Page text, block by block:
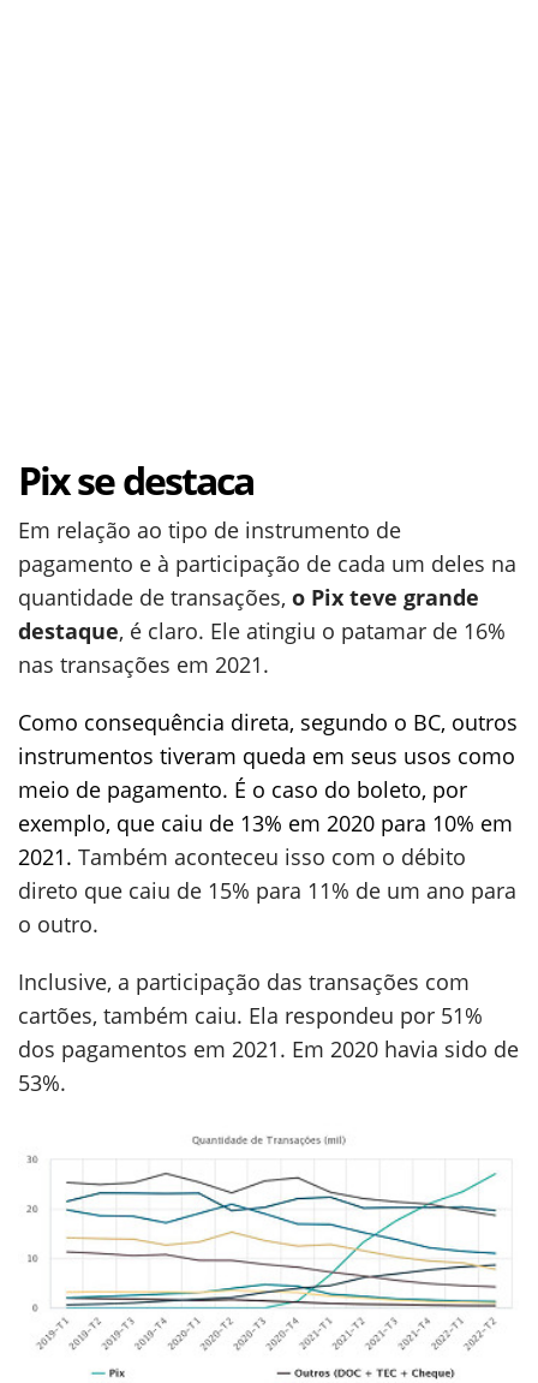
Pix se destaca
Em relação ao tipo de instrumento de
pagamento e à participação de cada um deles na
quantidade de transações, o Pix teve grande
destaque, é claro. Ele atingiu o patamar de 16%
nas transações em 2021.
Como consequência direta, segundo o BC, outros
instrumentos tiveram queda em seus usos como
meio de pagamento. É o caso do boleto, por
exemplo, que caiu de 13% em 2020 para 10% em
2021. Também aconteceu isso com o débito
direto que caiu de 15% para 11% de um ano para
o outro.
Inclusive, a participação das transações com
cartões, também caiu. Ela respondeu por 51%
dos pagamentos em 2021. Em 2020 havia sido de
53%.